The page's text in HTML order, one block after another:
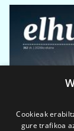
Cookieak
gure trafikoa